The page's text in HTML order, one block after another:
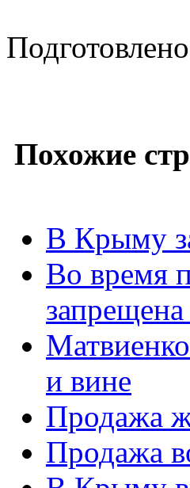
Похожие
В Крыму
Во время
и вине
Продажа
Продажа